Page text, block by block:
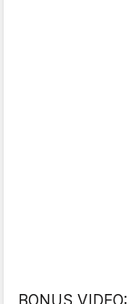
BONUS VIDEO: